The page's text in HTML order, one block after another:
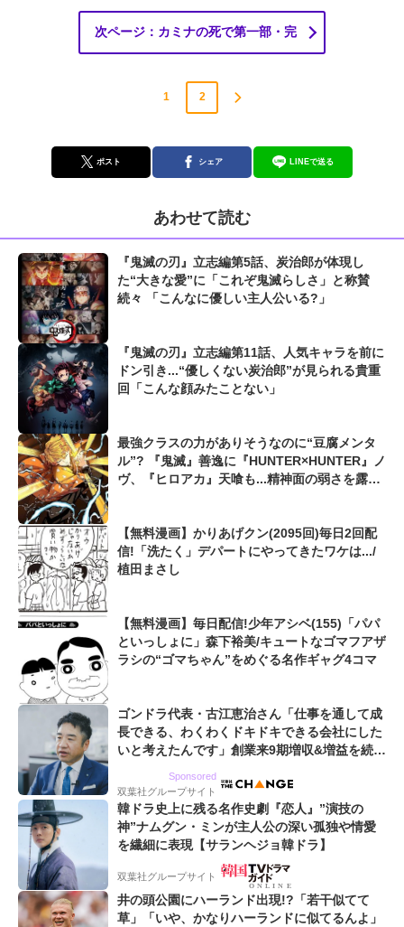
次ページ：カミナの死で第一部・完
1 2
ポスト シェア LINEで送る
あわせて読む
『鬼滅の刃』立志編第5話、炭治郎が体現し
た“大きな愛”に「これぞ鬼滅らしさ」と称賛
続々 「こんなに優しい主人公いる?」
『鬼滅の刃』立志編第11話、人気キャラを前に
ドン引き...“優しくない炭治郎”が見られる貴重
回「こんな顔みたことない」
最強クラスの力がありそうなのに“豆腐メンタ
ル”? 『鬼滅』善逸に『HUNTER×HUNTER』ノ
ヴ、『ヒロアカ』天喰も...精神面の弱さを露呈
【無料漫画】かりあげクン(2095回)毎日2回配
信!「洗たく」デパートにやってきたワケは.../
植田まさし
【無料漫画】毎日配信!少年アシベ(155)「パパ
といっしょに」森下裕美/キュートなゴマフアザ
ラシの“ゴマちゃん”をめぐる名作ギャグ4コマ
ゴンドラ代表・古江恵治さん「仕事を通して成
長できる、わくわくドキドキできる会社にした
いと考えたんです」創業来9期増収&増益を続け
Sponsored
双葉社グループサイト
韓ドラ史上に残る名作史劇『恋人』”演技の
神”ナムグン・ミンが主人公の深い孤独や情愛
を繊細に表現【サランヘジョ韓ドラ】
双葉社グループサイト
井の頭公園にハーランド出現!?「若干似てて
草」「いや、かなりハーランドに似てるんよ」